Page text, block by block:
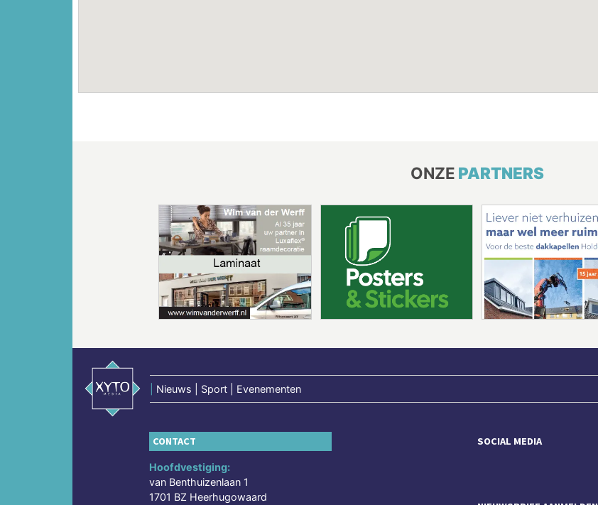
ONZE PARTNERS
Nieuws | Sport | Evenementen
CONTACT
Hoofdvestiging:
van Benthuizenlaan 1
1701 BZ Heerhugowaard
SOCIAL MEDIA